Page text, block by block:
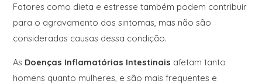
Fatores como dieta e estresse também podem contribuir
para o agravamento dos sintomas, mas não são
consideradas causas dessa condição.
As Doenças Inflamatórias Intestinais afetam tanto
homens quanto mulheres, e são mais frequentes e